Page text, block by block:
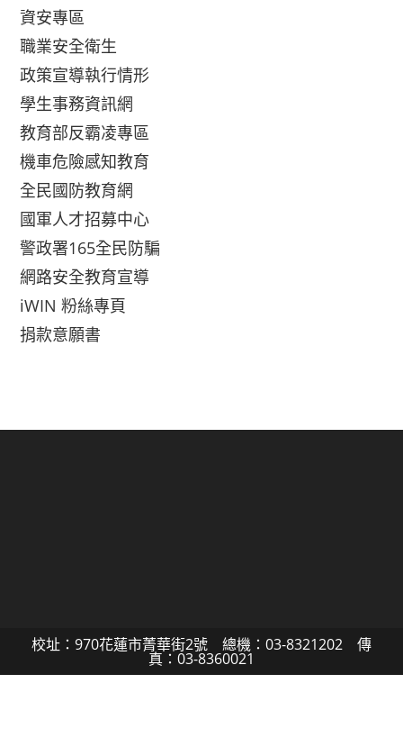
資安專區
職業安全衛生
政策宣導執行情形
學生事務資訊網
教育部反霸凌專區
機車危險感知教育
全民國防教育網
國軍人才招募中心
警政署165全民防騙
網路安全教育宣導
iWIN 粉絲專頁
捐款意願書
校址：970花蓮市菁華街2號 總機：03-8321202 傳
真：03-8360021